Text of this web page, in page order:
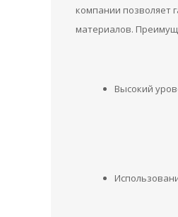
компании позволяет
материалов.
Высокий